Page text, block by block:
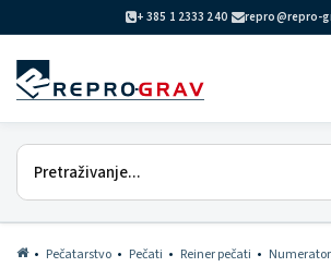
+ 385 1 2333 240 repro@repro-
Pečatarstvo Pečati Reiner pečati